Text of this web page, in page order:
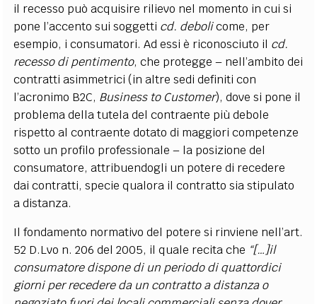
il recesso può acquisire rilievo nel momento in cui si
pone l’accento sui soggetti cd. debolicome, per
esempio, i consumatori. Ad essi è riconosciuto il cd.
recesso di pentimento, che protegge – nell’ambito dei
contratti asimmetrici (in altre sedi definiti con
l’acronimo B2C, Business to Customer), dove si pone il
problema della tutela del contraente più debole
rispetto al contraente dotato di maggiori competenze
sotto un profilo professionale – la posizione del
consumatore, attribuendogli un potere di recedere
dai contratti, specie qualora il contratto sia stipulato
a distanza.
Il fondamento normativo del potere si rinviene nell’art.
52 D.Lvo n. 206 del 2005, il quale recita che “[…]il
consumatore dispone di un periodo di quattordici
giorni per recedere da un contratto a distanza o